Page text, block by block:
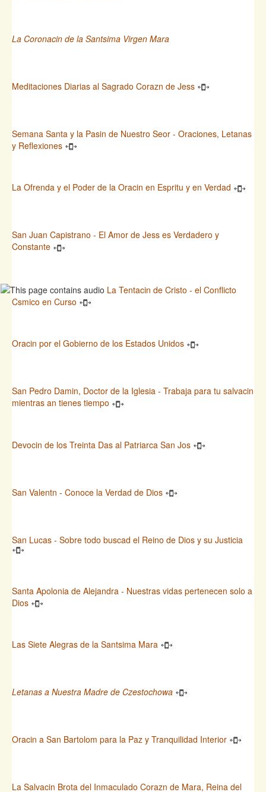
La Coronacin de la Santsima Virgen Mara
Meditaciones Diarias al Sagrado Corazn de Jess
Semana Santa y la Pasin de Nuestro Seor - Oraciones, Letanas
y Reflexiones
La Ofrenda y el Poder de la Oracin en Espritu y en Verdad
San Juan Capistrano - El Amor de Jess es Verdadero y
Constante
La Tentacin de Cristo - el Conflicto
Csmico en Curso
Oracin por el Gobierno de los Estados Unidos
San Pedro Damin, Doctor de la Iglesia - Trabaja para tu salvacin
mientras an tienes tiempo
Devocin de los Treinta Das al Patriarca San Jos
San Valentn - Conoce la Verdad de Dios
San Lucas - Sobre todo buscad el Reino de Dios y su Justicia
Santa Apolonia de Alejandra - Nuestras vidas pertenecen solo a
Dios
Las Siete Alegras de la Santsima Mara
Letanas a Nuestra Madre de Czestochowa
Oracin a San Bartolom para la Paz y Tranquilidad Interior
La Salvacin Brota del Inmaculado Corazn de Mara, Reina del